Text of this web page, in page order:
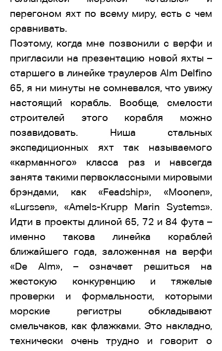
перегоном яхт по всему миру, есть с чем
сравнивать.
Поэтому, когда мне позвонили с верфи и
пригласили на презентацию новой яхты –
старшего в линейке траулеров Alm Delfino
65, я ни минуты не сомневался, что увижу
настоящий корабль. Вообще, смелости
строителей этого корабля можно
позавидовать. Ниша стальных
экспедиционных яхт так называемого
«карманного» класса раз и навсегда
занята такими первоклассными мировыми
брэндами, как «Feadship», «Moonen»,
«Lurssen», «Amels-Krupp Marin Systems».
Идти в проекты длиной 65, 72 и 84 фута –
именно такова линейка кораблей
ближайшего года, заложенная на верфи
«De Alm», – означает решиться на
жестокую конкуренцию и тяжелые
проверки и формальности, которыми
морские регистры обкладывают
смельчаков, как флажками. Это накладно,
технически очень трудно и говорит о